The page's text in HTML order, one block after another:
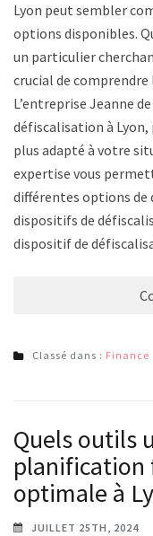
Lyon peut sembler
options disponibles.
un particulier
crucial de
L’entreprise Jeanne
défiscalisation à Lyon,
plus adapté à votre
expertise vous
différentes options de
dispositifs de
dispositif de
Classé dans : Finance
Quels outils
planification
optimale à
JUILLET 25TH, 2024